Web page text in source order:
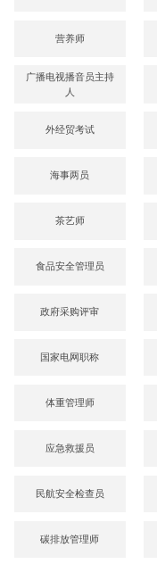
营养师
广播电视播音员主持
人
外经贸考试
海事两员
茶艺师
食品安全管理员
政府采购评审
国家电网职称
体重管理师
应急救援员
民航安全检查员
碳排放管理师